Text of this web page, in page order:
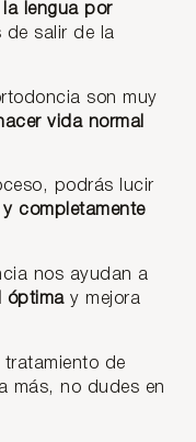
la lengua por
salir de la
son muy
vida normal
podrás lucir
completamente
nos ayudan a
óptimay mejora
de
más, no dudes en